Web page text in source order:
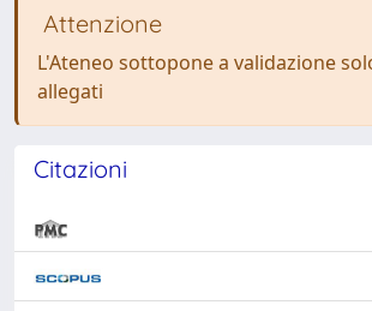
Attenzione
L'Ateneo sottopone a validazione
allegati
Citazioni